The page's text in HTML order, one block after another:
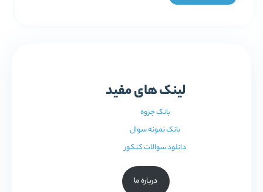
لینک های مفید
بانک جزوه
بانک نمونه سوال
دانلود سوالات کنکور
درباره ما